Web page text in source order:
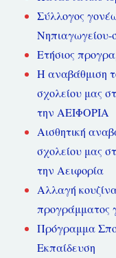
Σύλλογος
Νηπιαγωγείου-
Ετήσιος
Η αναβάθμιση
σχολείου μας
την ΑΕΙΦΟΡΙΑ
Αισθητική
σχολείου μας
την Αειφορία
Αλλαγή
προγράμματος
Πρόγραμμα
Εκπαίδευση